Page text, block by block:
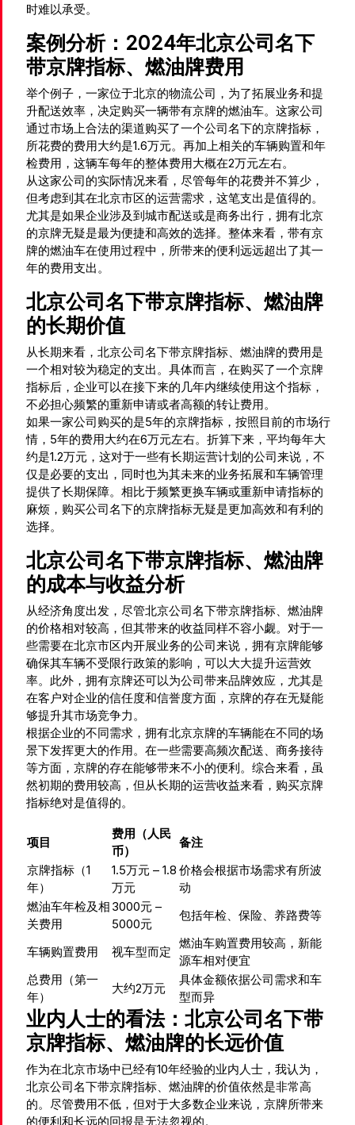
时难以承受。
案例分析：2024年北京公司名下
带京牌指标、燃油牌费用
举个例子，一家位于北京的物流公司，为了拓展业务和提
升配送效率，决定购买一辆带有京牌的燃油车。这家公司
通过市场上合法的渠道购买了一个公司名下的京牌指标，
所花费的费用大约是1.6万元。再加上相关的车辆购置和年
检费用，这辆车每年的整体费用大概在2万元左右。
从这家公司的实际情况来看，尽管每年的花费并不算少，
但考虑到其在北京市区的运营需求，这笔支出是值得的。
尤其是如果企业涉及到城市配送或是商务出行，拥有北京
的京牌无疑是最为便捷和高效的选择。整体来看，带有京
牌的燃油车在使用过程中，所带来的便利远远超出了其一
年的费用支出。
北京公司名下带京牌指标、燃油牌
的长期价值
从长期来看，北京公司名下带京牌指标、燃油牌的费用是
一个相对较为稳定的支出。具体而言，在购买了一个京牌
指标后，企业可以在接下来的几年内继续使用这个指标，
不必担心频繁的重新申请或者高额的转让费用。
如果一家公司购买的是5年的京牌指标，按照目前的市场行
情，5年的费用大约在6万元左右。折算下来，平均每年大
约是1.2万元，这对于一些有长期运营计划的公司来说，不
仅是必要的支出，同时也为其未来的业务拓展和车辆管理
提供了长期保障。相比于频繁更换车辆或重新申请指标的
麻烦，购买公司名下的京牌指标无疑是更加高效和有利的
选择。
北京公司名下带京牌指标、燃油牌
的成本与收益分析
从经济角度出发，尽管北京公司名下带京牌指标、燃油牌
的价格相对较高，但其带来的收益同样不容小觑。对于一
些需要在北京市区内开展业务的公司来说，拥有京牌能够
确保其车辆不受限行政策的影响，可以大大提升运营效
率。此外，拥有京牌还可以为公司带来品牌效应，尤其是
在客户对企业的信任度和信誉度方面，京牌的存在无疑能
够提升其市场竞争力。
根据企业的不同需求，拥有北京京牌的车辆能在不同的场
景下发挥更大的作用。在一些需要高频次配送、商务接待
等方面，京牌的存在能够带来不小的便利。综合来看，虽
然初期的费用较高，但从长期的运营收益来看，购买京牌
指标绝对是值得的。
项目
费用（人民
币）
备注
京牌指标（1
年）
1.5万元 – 1.8
万元
价格会根据市场需求有所波
动
燃油车年检及相
关费用
3000元 –
5000元
包括年检、保险、养路费等
车辆购置费用 视车型而定
燃油车购置费用较高，新能
源车相对便宜
总费用（第一
年）
大约2万元
具体金额依据公司需求和车
型而异
业内人士的看法：北京公司名下带
京牌指标、燃油牌的长远价值
作为在北京市场中已经有10年经验的业内人士，我认为，
北京公司名下带京牌指标、燃油牌的价值依然是非常高
的。尽管费用不低，但对于大多数企业来说，京牌所带来
的便利和长远的回报是无法忽视的。